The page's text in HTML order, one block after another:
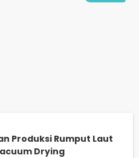
Produksi Rumput Laut
Drying